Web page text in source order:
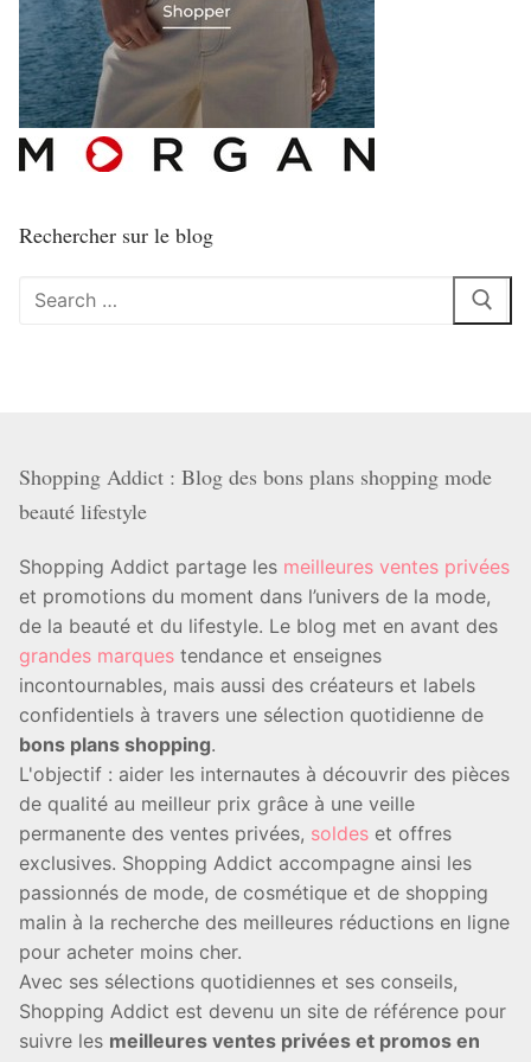
Rechercher sur le blog
Rechercher
Shopping Addict : Blog des bons plans shopping mode
beauté lifestyle
Shopping Addict partage les meilleures ventes privées
et promotions du moment dans l’univers de la mode,
de la beauté et du lifestyle. Le blog met en avant des
grandes marques tendance et enseignes
incontournables, mais aussi des créateurs et labels
confidentiels à travers une sélection quotidienne de
bons plans shopping.
L'objectif : aider les internautes à découvrir des pièces
de qualité au meilleur prix grâce à une veille
permanente des ventes privées, soldes et offres
exclusives. Shopping Addict accompagne ainsi les
passionnés de mode, de cosmétique et de shopping
malin à la recherche des meilleures réductions en ligne
pour acheter moins cher.
Avec ses sélections quotidiennes et ses conseils,
Shopping Addict est devenu un site de référence pour
suivre les meilleures ventes privées et promos en